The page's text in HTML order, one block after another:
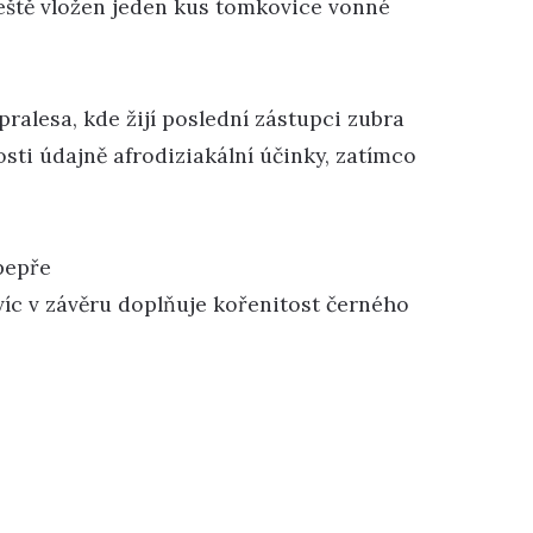
vložen jeden kus tomkovice vonné
kde žijí poslední zástupci zubra
údajně afrodiziakální účinky, zatímco
v závěru doplňuje kořenitost černého